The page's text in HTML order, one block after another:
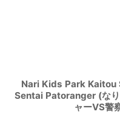
Nari Kids Park
Sentai Patoranger (なり
ャーVS警